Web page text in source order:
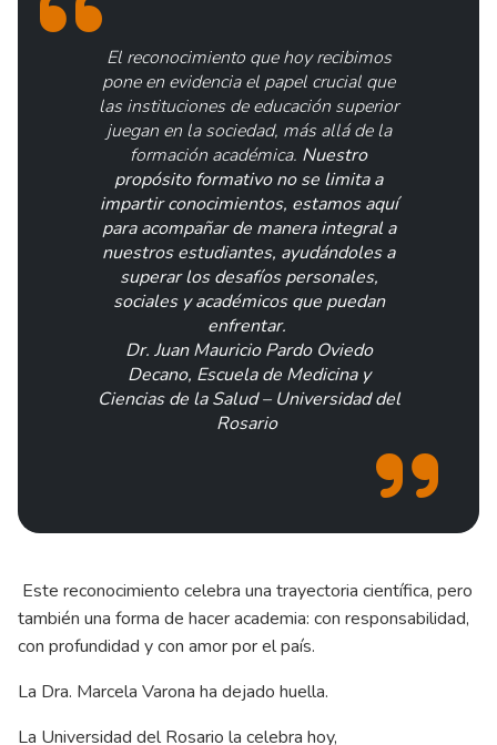
El reconocimiento que hoy recibimos
pone en evidencia el papel crucial que
las instituciones de educación superior
juegan en la sociedad, más allá de la
formación académica. Nuestro
propósito formativo no se limita a
impartir conocimientos, estamos aquí
para acompañar de manera integral a
nuestros estudiantes, ayudándoles a
superar los desafíos personales,
sociales y académicos que puedan
enfrentar.
Dr. Juan Mauricio Pardo Oviedo
Decano, Escuela de Medicina y
Ciencias de la Salud – Universidad del
Rosario
Este reconocimiento celebra una trayectoria científica, pero
también una forma de hacer academia: con responsabilidad,
con profundidad y con amor por el país.
La Dra. Marcela Varona ha dejado huella.
La Universidad del Rosario la celebra hoy,